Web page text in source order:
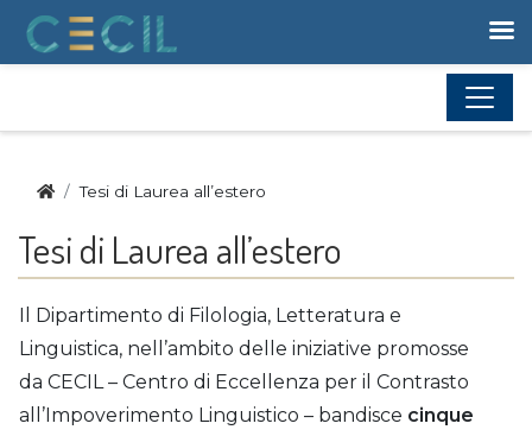
HomeTesi di Laurea all’estero
Tesi di Laurea all’estero
Il Dipartimento di Filologia, Letteratura e
Linguistica, nell’ambito delle iniziative promosse
da CECIL – Centro di Eccellenza per il Contrasto
all’Impoverimento Linguistico – bandisce cinque